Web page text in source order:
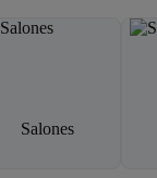
Salones